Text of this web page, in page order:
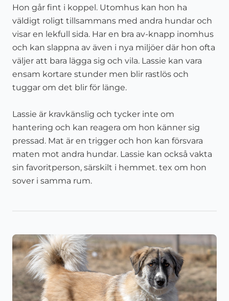
Hon går fint i koppel. Utomhus kan hon ha
väldigt roligt tillsammans med andra hundar och
visar en lekfull sida. Har en bra av-knapp inomhus
och kan slappna av även i nya miljöer där hon ofta
väljer att bara lägga sig och vila. Lassie kan vara
ensam kortare stunder men blir rastlös och
tuggar om det blir för länge.
Lassie är kravkänslig och tycker inte om
hantering och kan reagera om hon känner sig
pressad. Mat är en trigger och hon kan försvara
maten mot andra hundar. Lassie kan också vakta
sin favoritperson, särskilt i hemmet. tex om hon
sover i samma rum.